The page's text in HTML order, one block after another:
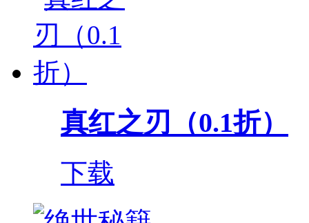
真红之刃（0.1折）
下载